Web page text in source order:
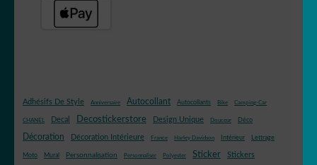
Adhésifs De Style Anniversaire Autocollant Autocollants Bike Camping-Car
CHANEL Decal Decostickerstore Design Unique Douceur Déco
Décoration Décoration Intérieure France Harley Davidson Intérieur Lettrage
Moto Mural Personnalisation Personnaliser Polyester Sticker Stickers